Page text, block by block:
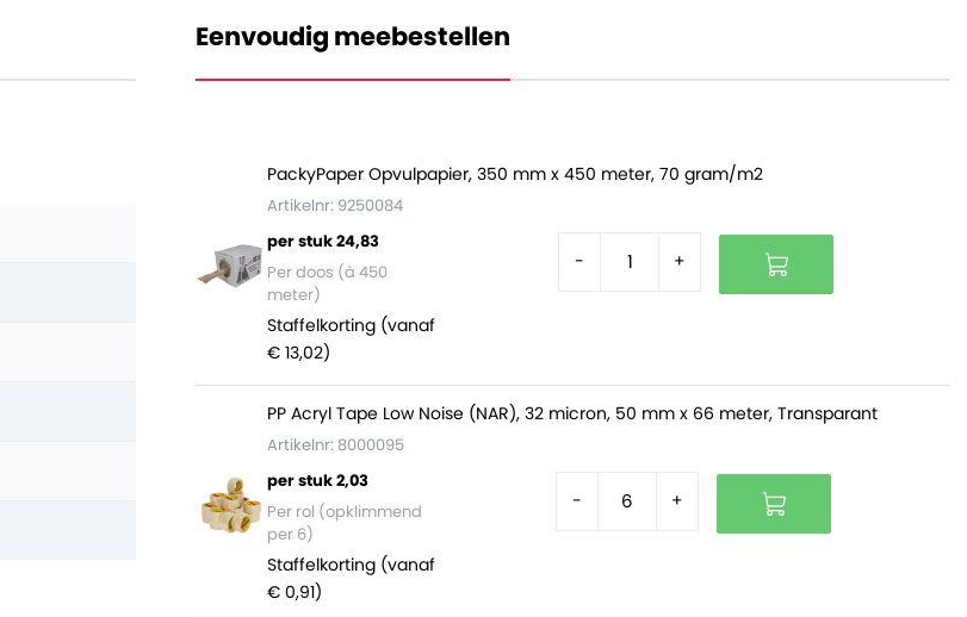
Eenvoudig meebestellen
PackyPaper Opvulpapier, 350 mm x 450 meter, 70 gram/m2
Artikelnr: 9250084
per stuk 24,83
Per doos (à 450
meter)
Staffelkorting (vanaf
€ 13,02)
- +
PP Acryl Tape Low Noise (NAR), 32 micron, 50 mm x 66 meter, Transparant
Artikelnr: 8000095
per stuk 2,03
Per rol (opklimmend
per 6)
Staffelkorting (vanaf
€ 0,91)
- +